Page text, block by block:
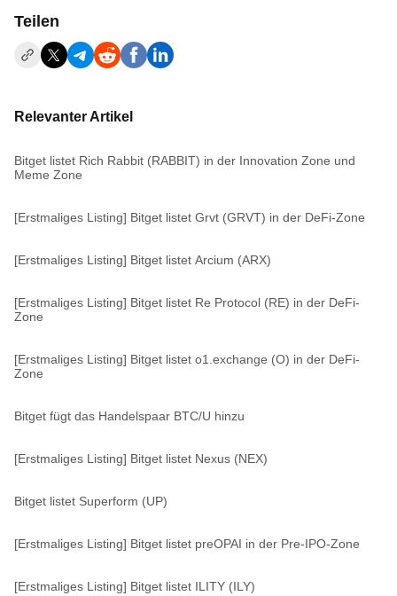
Teilen
Relevanter Artikel
Bitget listet Rich Rabbit (RABBIT) in der Innovation Zone und
Meme Zone
[Erstmaliges Listing] Bitget listet Grvt (GRVT) in der DeFi-Zone
[Erstmaliges Listing] Bitget listet Arcium (ARX)
[Erstmaliges Listing] Bitget listet Re Protocol (RE) in der DeFi-
Zone
[Erstmaliges Listing] Bitget listet o1.exchange (O) in der DeFi-
Zone
Bitget fügt das Handelspaar BTC/U hinzu
[Erstmaliges Listing] Bitget listet Nexus (NEX)
Bitget listet Superform (UP)
[Erstmaliges Listing] Bitget listet preOPAI in der Pre-IPO-Zone
[Erstmaliges Listing] Bitget listet ILITY (ILY)